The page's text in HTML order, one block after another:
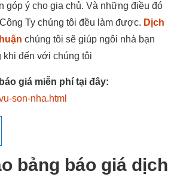
góp ý cho gia chủ. Và những điều đó
Ty chúng tôi đều làm được. Dịch
chúng tôi sẽ giúp ngôi nhà bạn
khi đến với chúng tôi
giá miễn phí tại đây:
son-nha.html
bảng báo giá dịch